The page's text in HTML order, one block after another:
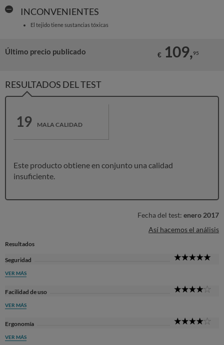
INCONVENIENTES
El tejido tiene sustancias tóxicas
Último precio publicado € 109,95
RESULTADOS DEL TEST
19 MALA CALIDAD
Este producto obtiene en conjunto una calidad
insuficiente.
Fecha del test: enero 2017
Así hacemos el análisis
Resultados
Seguridad
VER MÁS
Facilidad de uso
VER MÁS
Ergonomía
VER MÁS